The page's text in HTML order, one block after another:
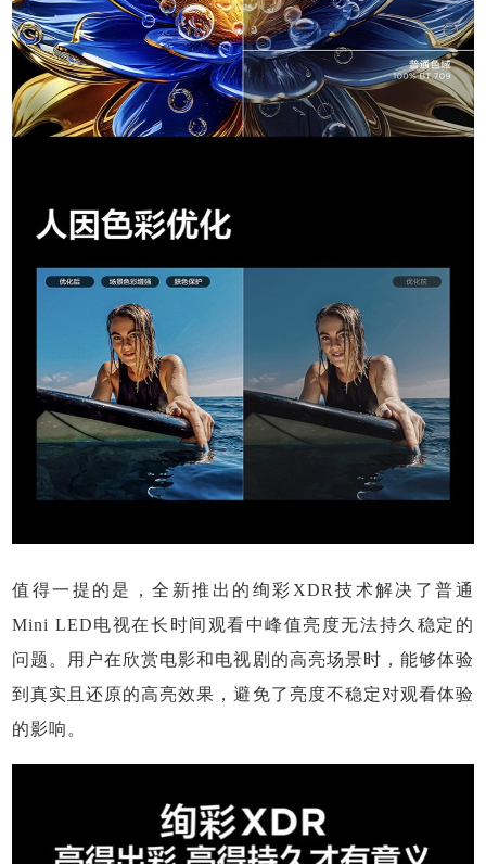
值得一提的是，全新推出的绚彩XDR技术解决了普通
Mini LED电视在长时间观看中峰值亮度无法持久稳定的
问题。用户在欣赏电影和电视剧的高亮场景时，能够体验
到真实且还原的高亮效果，避免了亮度不稳定对观看体验
的影响。